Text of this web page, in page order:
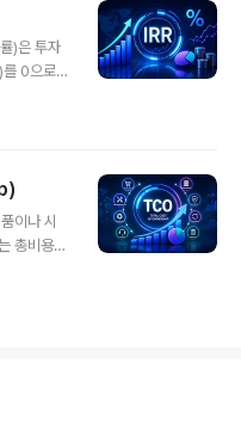
)은 투자
를 0으로
의 투자
및 정의IR
초기 투
나타내
간 가치
이나 시
총비용을
용을 평
하는 모
.2. 특징구